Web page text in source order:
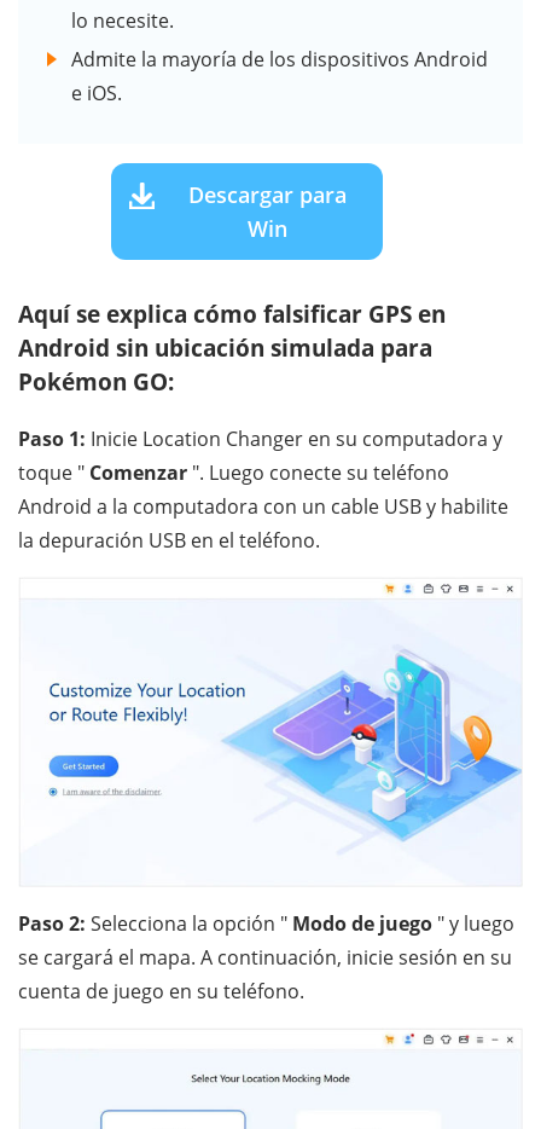
lo necesite.
Admite la mayoría de los dispositivos Android
e iOS.
Descargar para
Win
Aquí se explica cómo falsificar GPS en
Android sin ubicación simulada para
Pokémon GO:
Paso 1: Inicie Location Changer en su computadora y
toque " Comenzar ". Luego conecte su teléfono
Android a la computadora con un cable USB y habilite
la depuración USB en el teléfono.
Paso 2: Selecciona la opción " Modo de juego " y luego
se cargará el mapa. A continuación, inicie sesión en su
cuenta de juego en su teléfono.